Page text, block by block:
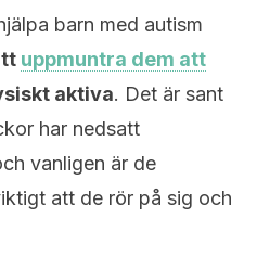
barn med autism
uppmuntra dem att
aktiva. Det är sant
har nedsatt
vanligen är de
att de rör på sig och